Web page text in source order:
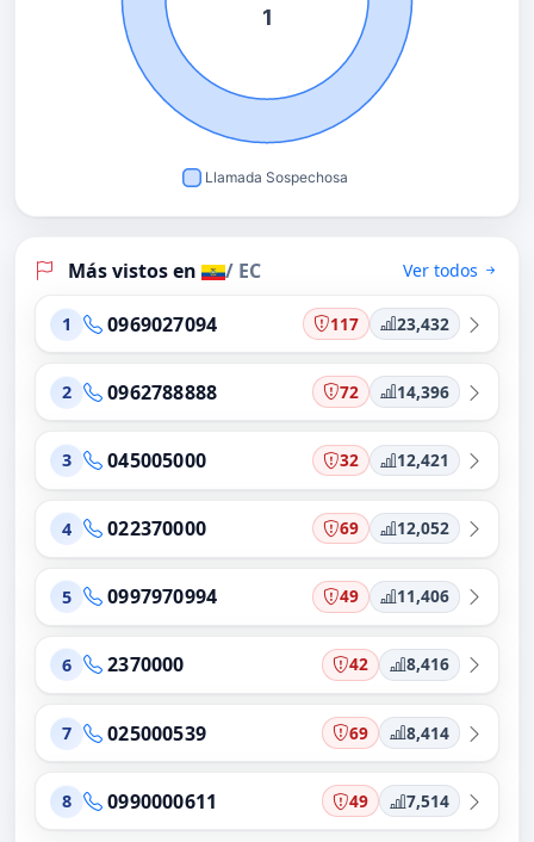
Más vistos en / EC Ver todos
1 0969027094 117 23,432
2 0962788888 72 14,396
3 045005000 32 12,421
4 022370000 69 12,052
5 0997970994 49 11,406
6 2370000 42 8,416
7 025000539 69 8,414
8 0990000611 49 7,514